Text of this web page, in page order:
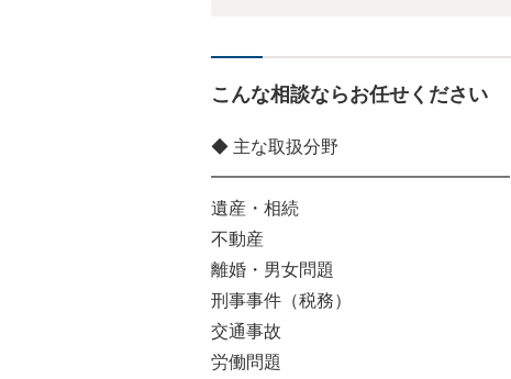
こんな相談ならお任せください
◆ 主な取扱分野
━━━━━━━━━━━━━━━━━
遺産・相続
不動産
離婚・男女問題
刑事事件（税務）
交通事故
労働問題